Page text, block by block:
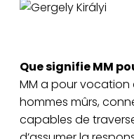
Que signifie MM
MM a pour vocation
hommes mûrs,
capables de